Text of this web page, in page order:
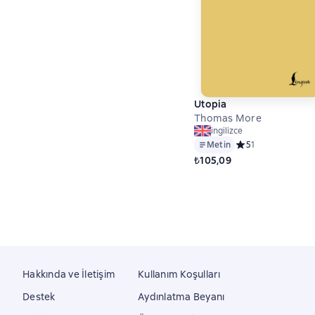
Utopia
Thomas More
ingilizce
Metin Средний рейтинг
51
₺105,09
Hakkında ve İletişim
Destek
Kullanım Koşulları
Aydınlatma Beyanı